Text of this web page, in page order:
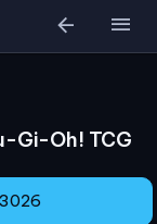
arrow_back menu
Gi-Oh! TCG